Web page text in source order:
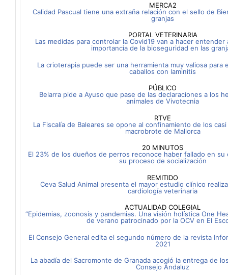
MERCA2
Calidad Pascual tiene una extraña relación con el sello de
granjas
PORTAL VETERINARIA
Las medidas para controlar la Covid19 van a hacer
importancia de la bioseguridad en las
La crioterapia puede ser una herramienta muy valiosa para
caballos con laminitis
PÚBLICO
Belarra pide a Ayuso que pase de las declaraciones a los
animales de Vivotecnia
RTVE
La Fiscalía de Baleares se opone al confinamiento de los
macrobrote de Mallorca
20 MINUTOS
El 23% de los dueños de perros reconoce haber fallado en su
su proceso de socialización
REMITIDO
Ceva Salud Animal presenta el mayor estudio clínico
cardiología veterinaria
ACTUALIDAD COLEGIAL
“Epidemias, zoonosis y pandemias. Una visión holística One
de verano patrocinado por la OCV en El
El Consejo General edita el segundo número de la revista
2021
La abadía del Sacromonte de Granada acogió la entrega de
Consejo Andaluz